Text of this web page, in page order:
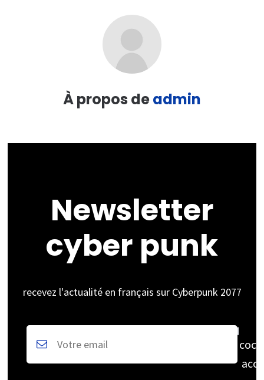
À propos deadmin
Newsletter
cyber punk
recevez l'actualité en français sur Cyberpunk 2077